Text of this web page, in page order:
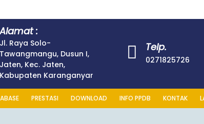
:
Jl. Raya Solo-
Tawangmangu, Dusun I,
Jaten, Kec. Jaten,
Kabupaten Karanganyar
Telp.
0271825726
PRESTASI DOWNLOAD INFO PPDB KONTAK